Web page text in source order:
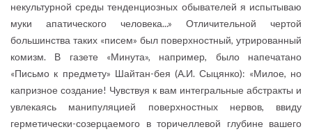
некультурной среды тенденциозных обывателей я испытываю
муки апатического человека...» Отличительной чертой
большинства таких «писем» был поверхностный, утрированный
комизм. В газете «Минута», например, было напечатано
«Письмо к предмету» Шайтан-бея (А.И. Сыцянко): «Милое, но
капризное создание! Чувствуя к вам интегральные абстракты и
увлекаясь манипуляцией поверхностных нервов, ввиду
герметически-созерцаемого в торичеллевой глубине вашего